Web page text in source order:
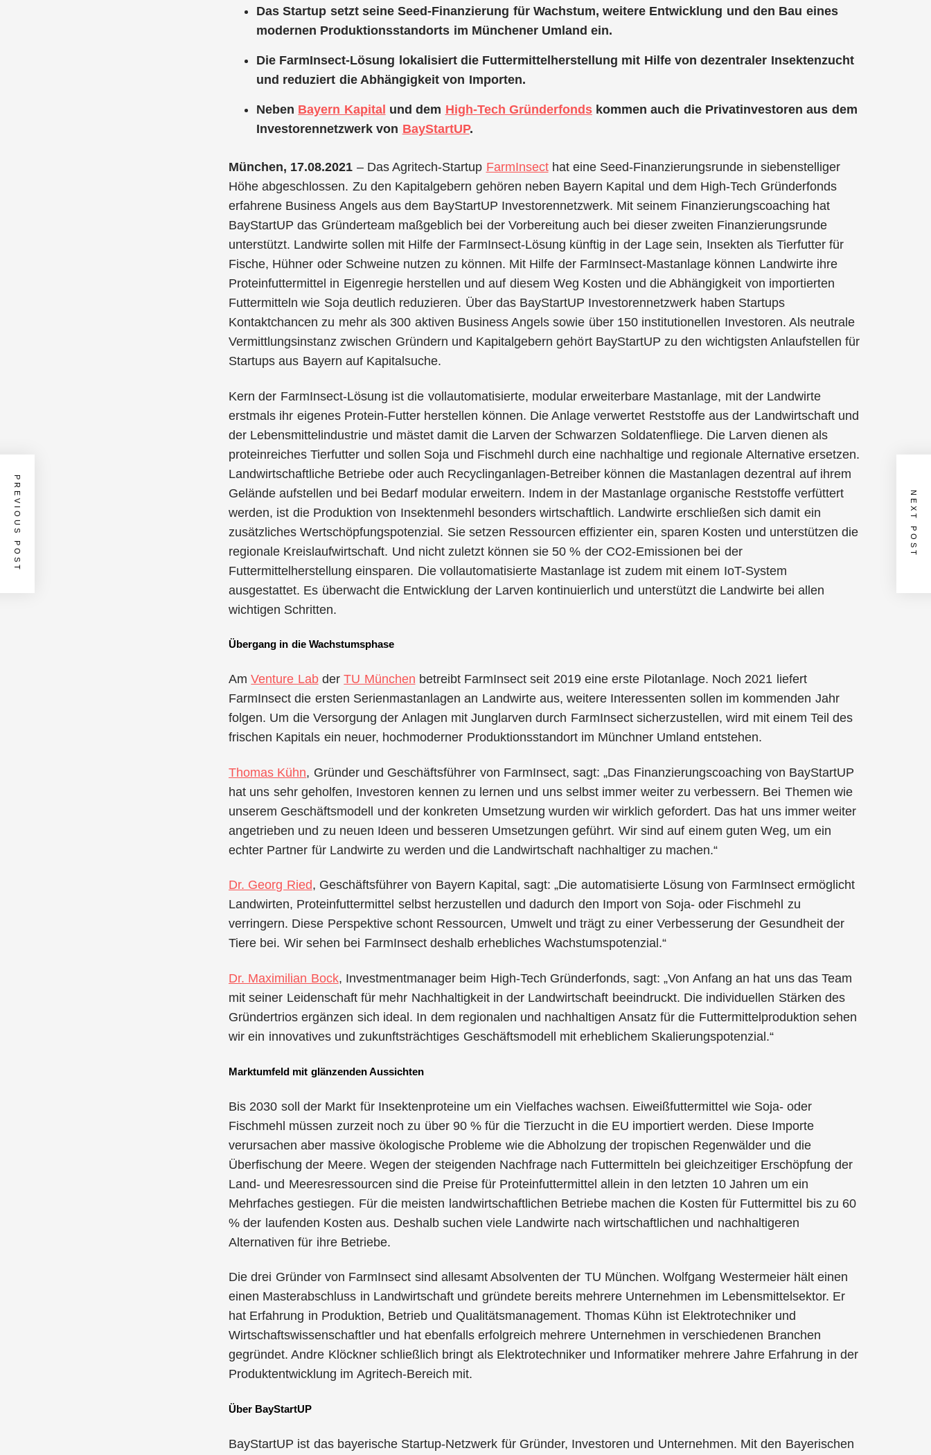
Das Startup setzt seine Seed-Finanzierung für Wachstum, weitere Entwicklung und den Bau eines
modernen Produktionsstandorts im Münchener Umland ein.
Die FarmInsect-Lösung lokalisiert die Futtermittelherstellung mit Hilfe von dezentraler Insektenzucht
und reduziert die Abhängigkeit von Importen.
Neben Bayern Kapital und dem High-Tech Gründerfondskommen auch die Privatinvestoren aus dem
Investorennetzwerk von BayStartUP.
München, 17.08.2021 – Das Agritech-Startup FarmInsecthat eine Seed-Finanzierungsrunde in siebenstelliger
Höhe abgeschlossen. Zu den Kapitalgebern gehören neben Bayern Kapital und dem High-Tech Gründerfonds
erfahrene Business Angels aus dem BayStartUP Investorennetzwerk. Mit seinem Finanzierungscoaching hat
BayStartUP das Gründerteam maßgeblich bei der Vorbereitung auch bei dieser zweiten Finanzierungsrunde
unterstützt. Landwirte sollen mit Hilfe der FarmInsect-Lösung künftig in der Lage sein, Insekten als Tierfutter für
Fische, Hühner oder Schweine nutzen zu können. Mit Hilfe der FarmInsect-Mastanlage können Landwirte ihre
Proteinfuttermittel in Eigenregie herstellen und auf diesem Weg Kosten und die Abhängigkeit von importierten
Futtermitteln wie Soja deutlich reduzieren. Über das BayStartUP Investorennetzwerk haben Startups
Kontaktchancen zu mehr als 300 aktiven Business Angels sowie über 150 institutionellen Investoren. Als neutrale
Vermittlungsinstanz zwischen Gründern und Kapitalgebern gehört BayStartUP zu den wichtigsten Anlaufstellen für
Startups aus Bayern auf Kapitalsuche.
Kern der FarmInsect-Lösung ist die vollautomatisierte, modular erweiterbare Mastanlage, mit der Landwirte
erstmals ihr eigenes Protein-Futter herstellen können. Die Anlage verwertet Reststoffe aus der Landwirtschaft und
der Lebensmittelindustrie und mästet damit die Larven der Schwarzen Soldatenfliege. Die Larven dienen als
proteinreiches Tierfutter und sollen Soja und Fischmehl durch eine nachhaltige und regionale Alternative ersetzen.
Landwirtschaftliche Betriebe oder auch Recyclinganlagen-Betreiber können die Mastanlagen dezentral auf ihrem
Gelände aufstellen und bei Bedarf modular erweitern. Indem in der Mastanlage organische Reststoffe verfüttert
werden, ist die Produktion von Insektenmehl besonders wirtschaftlich. Landwirte erschließen sich damit ein
zusätzliches Wertschöpfungspotenzial. Sie setzen Ressourcen effizienter ein, sparen Kosten und unterstützen die
regionale Kreislaufwirtschaft. Und nicht zuletzt können sie 50 % der CO2-Emissionen bei der
Futtermittelherstellung einsparen. Die vollautomatisierte Mastanlage ist zudem mit einem IoT-System
ausgestattet. Es überwacht die Entwicklung der Larven kontinuierlich und unterstützt die Landwirte bei allen
wichtigen Schritten.
Übergang in die Wachstumsphase
AmVenture LabderTU München betreibt FarmInsect seit 2019 eine erste Pilotanlage. Noch 2021 liefert
FarmInsect die ersten Serienmastanlagen an Landwirte aus, weitere Interessenten sollen im kommenden Jahr
folgen. Um die Versorgung der Anlagen mit Junglarven durch FarmInsect sicherzustellen, wird mit einem Teil des
frischen Kapitals ein neuer, hochmoderner Produktionsstandort im Münchner Umland entstehen.
Thomas Kühn, Gründer und Geschäftsführer von FarmInsect, sagt: „Das Finanzierungscoaching von BayStartUP
hat uns sehr geholfen, Investoren kennen zu lernen und uns selbst immer weiter zu verbessern. Bei Themen wie
unserem Geschäftsmodell und der konkreten Umsetzung wurden wir wirklich gefordert. Das hat uns immer weiter
angetrieben und zu neuen Ideen und besseren Umsetzungen geführt. Wir sind auf einem guten Weg, um ein
echter Partner für Landwirte zu werden und die Landwirtschaft nachhaltiger zu machen.“
Dr. Georg Ried, Geschäftsführer von Bayern Kapital, sagt: „Die automatisierte Lösung von FarmInsect ermöglicht
Landwirten, Proteinfuttermittel selbst herzustellen und dadurch den Import von Soja- oder Fischmehl zu
verringern. Diese Perspektive schont Ressourcen, Umwelt und trägt zu einer Verbesserung der Gesundheit der
Tiere bei. Wir sehen bei FarmInsect deshalb erhebliches Wachstumspotenzial.“
Dr. Maximilian Bock, Investmentmanager beim High-Tech Gründerfonds, sagt: „Von Anfang an hat uns das Team
mit seiner Leidenschaft für mehr Nachhaltigkeit in der Landwirtschaft beeindruckt. Die individuellen Stärken des
Gründertrios ergänzen sich ideal. In dem regionalen und nachhaltigen Ansatz für die Futtermittelproduktion sehen
wir ein innovatives und zukunftsträchtiges Geschäftsmodell mit erheblichem Skalierungspotenzial.“
Marktumfeld mit glänzenden Aussichten
Bis 2030 soll der Markt für Insektenproteine um ein Vielfaches wachsen. Eiweißfuttermittel wie Soja- oder
Fischmehl müssen zurzeit noch zu über 90 % für die Tierzucht in die EU importiert werden. Diese Importe
verursachen aber massive ökologische Probleme wie die Abholzung der tropischen Regenwälder und die
Überfischung der Meere. Wegen der steigenden Nachfrage nach Futtermitteln bei gleichzeitiger Erschöpfung der
Land- und Meeresressourcen sind die Preise für Proteinfuttermittel allein in den letzten 10 Jahren um ein
Mehrfaches gestiegen. Für die meisten landwirtschaftlichen Betriebe machen die Kosten für Futtermittel bis zu 60
% der laufenden Kosten aus. Deshalb suchen viele Landwirte nach wirtschaftlichen und nachhaltigeren
Alternativen für ihre Betriebe.
Die drei Gründer von FarmInsect sind allesamt Absolventen der TU München. Wolfgang Westermeier hält einen
einen Masterabschluss in Landwirtschaft und gründete bereits mehrere Unternehmen im Lebensmittelsektor. Er
hat Erfahrung in Produktion, Betrieb und Qualitätsmanagement. Thomas Kühn ist Elektrotechniker und
Wirtschaftswissenschaftler und hat ebenfalls erfolgreich mehrere Unternehmen in verschiedenen Branchen
gegründet. Andre Klöckner schließlich bringt als Elektrotechniker und Informatiker mehrere Jahre Erfahrung in der
Produktentwicklung im Agritech-Bereich mit.
Über BayStartUP
BayStartUP ist das bayerische Startup-Netzwerk für Gründer, Investoren und Unternehmen. Mit den Bayerischen
PREVIOUS POST NEXT POST